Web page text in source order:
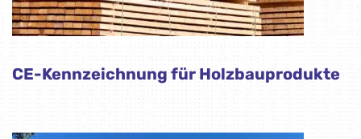
CE-Kennzeichnung für Holzbauprodukte